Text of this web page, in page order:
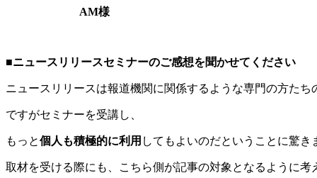
AM様
■ニュースリリースセミナーのご感想を聞かせてください
ニュースリリースは報道機関に関係するような専門の方た
ですがセミナーを受講し、
もっと個人も積極的に利用 してもよいのだということに驚き
取材を受ける際にも、こちら側が記事の対象となるように考